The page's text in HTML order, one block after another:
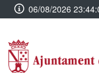
06/08/2026